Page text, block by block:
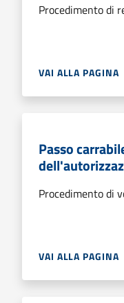
Procedimento di
VAI ALLA PAGINA
Passo
Procedimento di
VAI ALLA PAGINA